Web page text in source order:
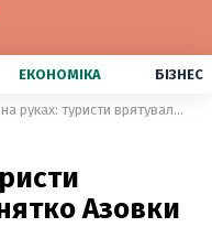
ЕКОНОМІКА БІЗНЕС
Несли на руках: туристи врятували дельфінятко Азовки – відео
Азовки